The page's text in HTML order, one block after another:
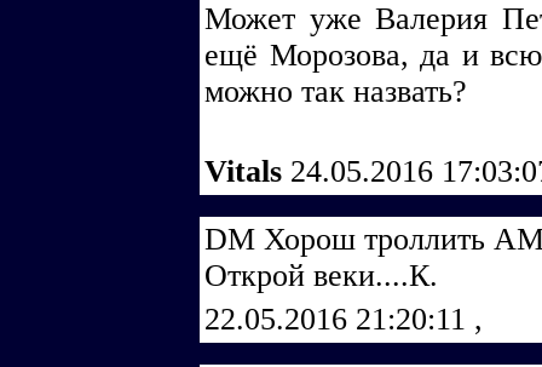
Может уже Валерия
ещё Морозова, да и
можно так назвать?
Vitals 24.05.2016
DM Хорош троллить
Открой веки....К.
22.05.2016 21:20:11 ,